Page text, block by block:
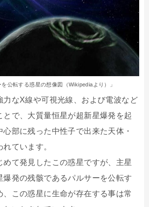
公転する惑星の想像図（Wikipediaより）」
力なX線や可視光線、および電波など
とで、大質量恒星が超新星爆発を起
心部に残った中性子で出来た天体・
ています。
めて発見したこの惑星ですが、主星
爆発の残骸であるパルサーを公転す
、この惑星に生命が存在する事は常